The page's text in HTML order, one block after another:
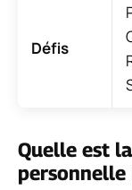
Défis
Quelle est
personnelle